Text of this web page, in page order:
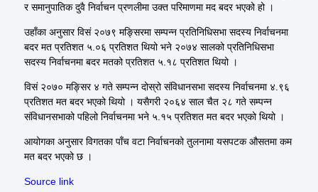
र समानुपातिक दुवै निर्वाचन प्रणलीमा उक्त परिमाणमा मद बदर भएको हो ।
उहाँका अनुसार विसं २०७९ मङ्सिरमा सम्पन्न प्रतिनिधिसभा सदस्य निर्वाचनमा
बदर मत प्रतिशत ५.०६ प्रतिशत थियो भने २०७४ सालको प्रतिनिधिसभा
सदस्य निर्वाचनमा बदर मतको प्रतिशत ५.१८ प्रतिशत थियो ।
विसं २०७० मङ्सिर ४ गते सम्पन्न दोस्रो संविधानसभा सदस्य निर्वाचनमा ४.९६
प्रतिशत मत बदर भएको थियो । यसैगरी २०६४ साल चैत २८ गते सम्पन्न
संविधानसभाको पहिलो निर्वाचनमा भने ५.१५ प्रतिशत मत बदर भएको थियो ।
आयोगका अनुसार विगतका पाँच वटा निर्वाचनको तुलनामा यसपटक औसतमा कम
मत बदर भएको छ ।
Source link